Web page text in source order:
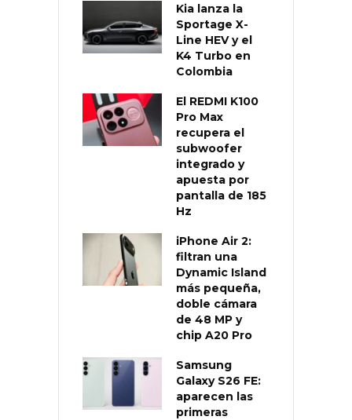
Kia lanza la
Sportage X-
Line HEV y el
K4 Turbo en
Colombia
El REDMI K100
Pro Max
recupera el
subwoofer
integrado y
apuesta por
pantalla de 185
Hz
iPhone Air 2:
filtran una
Dynamic Island
más pequeña,
doble cámara
de 48 MP y
chip A20 Pro
Samsung
Galaxy S26 FE:
aparecen las
primeras